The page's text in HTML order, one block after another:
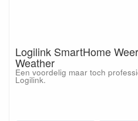
Logilink SmartHome
Weather
Een voordelig maar toch
Logilink.